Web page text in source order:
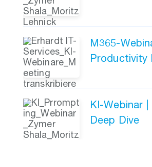
M365-
Productivity
KI-Webinar
Deep Dive